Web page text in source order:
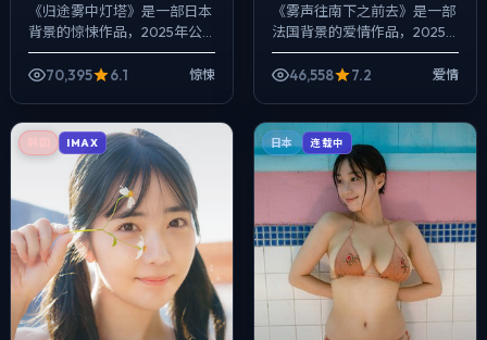
《归途雾中灯塔》是一部日本
背景的惊悚作品，2025年公
映，由娄烨执导，宋康昊、张
子枫、沈腾等主演。影像偏纪
70,395 6.1 惊悚
《雾声往南下之前去》是一部
法国背景的爱情作品，2025
年公映，由李安执导，朱一
龙、王景春、刘亦菲等主演。
46,558 7.2 爱情
韩国 IMAX 日本 连载中